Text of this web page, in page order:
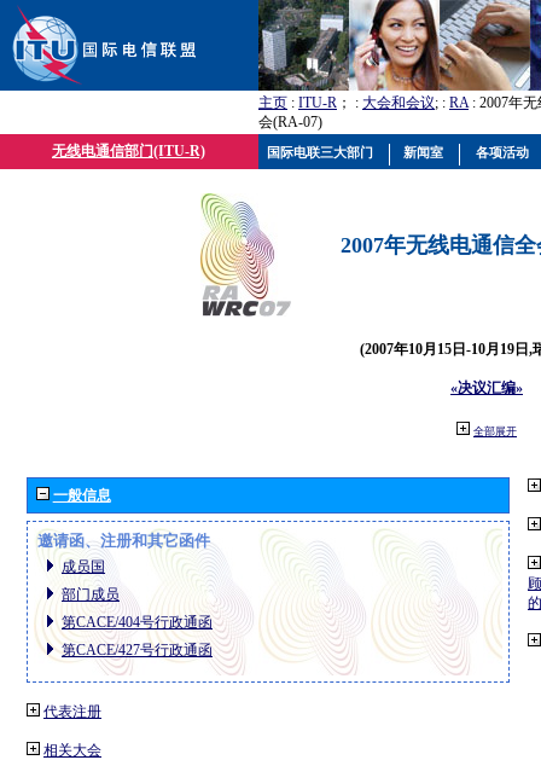
主页 : ITU-R ； : 大会和会议; : RA: 2007年
会(RA-07)
无线电通信部门(ITU-R)
2007年无线电通信
(2007年10月15日-10月19日,
«决议汇编»
全部展开
一般信息
邀请函、注册和其它函件
成员国
部门成员
第CACE/404号行政通函
第CACE/427号行政通函
代表注册
相关大会
国际电联三大部门 新闻室 各项活动